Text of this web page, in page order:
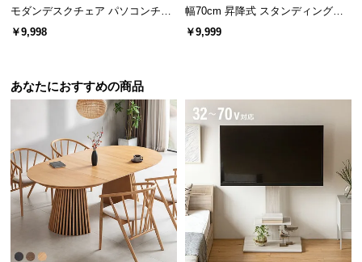
に
つ
に
つ
い
て
員
モダンデスクチェア パソコンチェ
ア
￥9,998
幅70cm 昇降式 スタンディングデ
スク
￥9,999
あなたにおすすめの商品